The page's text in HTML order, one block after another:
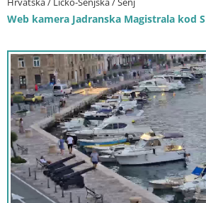
Web kamera Jadranska Magistrala kod